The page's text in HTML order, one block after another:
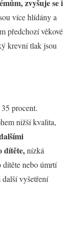
zvyšuje se i
více hlídány a
předchozí věkové
krevní tlak jsou
procent.
nižší kvalita,
dítěte,nízká
dítěte nebo úmrtí
další vyšetření